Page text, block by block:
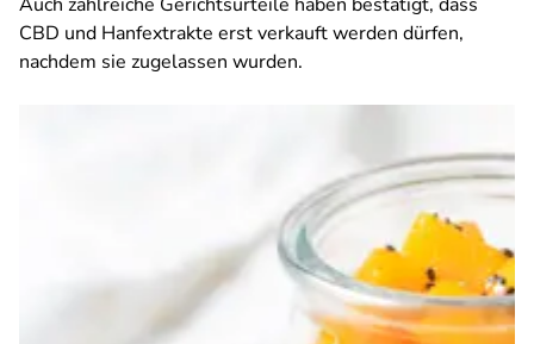
CBD und Hanfextrakte erst verkauft werden dürfen,
nachdem sie zugelassen wurden.